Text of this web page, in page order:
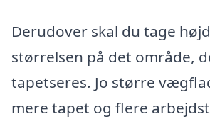
Derudover skal du tage
størrelsen på det område,
tapetseres. Jo større
mere tapet og flere